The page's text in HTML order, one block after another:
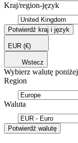
Kraj/region-język
Potwierdź kraj i język
EUR (€)
Wstecz
Wybierz walutę poniżej
Region
Waluta
Potwierdź walutę